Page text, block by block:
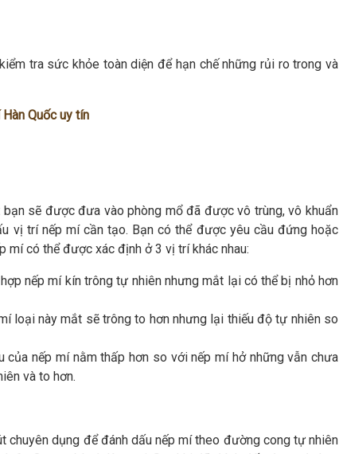
tra sức khỏe toàn diện để hạn chế những rủi ro trong và
Quốc uy tín
sẽ được đưa vào phòng mổ đã được vô trùng, vô khuẩn
vị trí nếp mí cần tạo. Bạn có thể được yêu cầu đứng hoặc
mí có thể được xác định ở 3 vị trí khác nhau:
nếp mí kín trông tự nhiên nhưng mắt lại có thể bị nhỏ hơn
loại này mắt sẽ trông to hơn nhưng lại thiếu độ tự nhiên so
nếp mí nằm thấp hơn so với nếp mí hở những vẫn chưa
và to hơn.
dụng để đánh dấu nếp mí theo đường cong tự nhiên